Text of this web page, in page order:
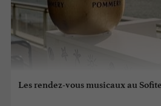
Les rendez-vous musicaux au